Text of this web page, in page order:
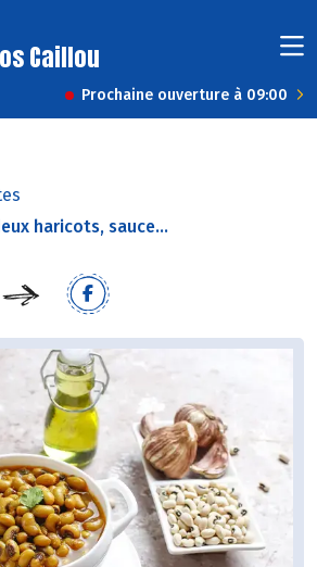
Caillou
Prochaine ouverture à 09:00
haricots, sauce...